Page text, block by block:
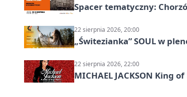
Spacer tematyczny:
22 sierpnia 2026, 20:00
„Świtezianka” SOUL w
22 sierpnia 2026, 22:00
MICHAEL JACKSON King